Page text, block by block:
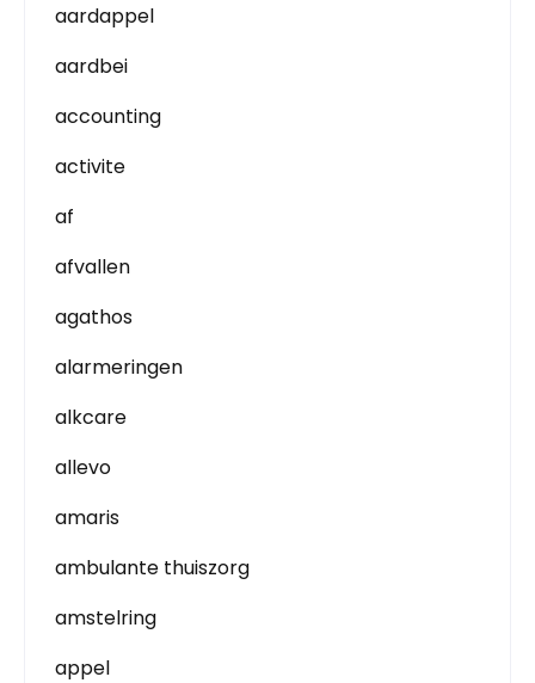
aardappel
aardbei
accounting
activite
af
afvallen
agathos
alarmeringen
alkcare
allevo
amaris
ambulante thuiszorg
amstelring
appel